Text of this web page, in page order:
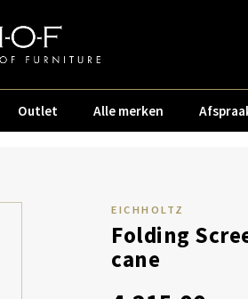
Outlet Alle merken
EICHHOLTZ
Folding
cane